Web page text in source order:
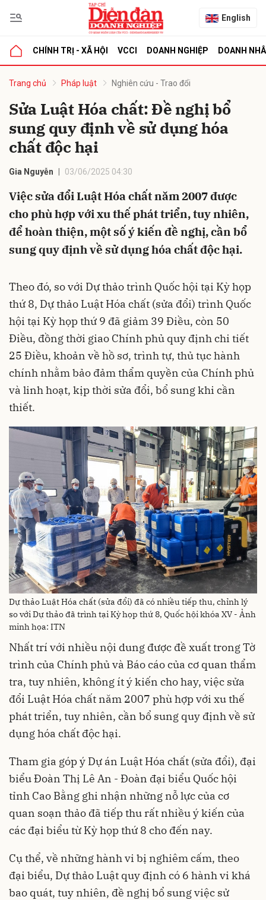
English
CHÍNH TRỊ - XÃ HỘI VCCI DOANH NGHIỆP DOANH
Trang chủ Pháp luật Nghiên cứu - Trao đổi
Sửa Luật Hóa chất: Đề nghị bổ
sung quy định về sử dụng hóa
chất độc hại
Gia Nguyễn 03/06/2025 04:30
Việc sửa đổi Luật Hóa chất năm 2007 được
cho phù hợp với xu thế phát triển, tuy nhiên,
để hoàn thiện, một số ý kiến đề nghị, cần bổ
sung quy định về sử dụng hóa chất độc hại.
Theo đó, so với Dự thảo trình Quốc hội tại Kỳ họp
thứ 8, Dự thảo Luật Hóa chất (sửa đổi) trình Quốc
hội tại Kỳ họp thứ 9 đã giảm 39 Điều, còn 50
Điều, đồng thời giao Chính phủ quy định chi tiết
25 Điều, khoản về hồ sơ, trình tự, thủ tục hành
chính nhằm bảo đảm thẩm quyền của Chính phủ
và linh hoạt, kịp thời sửa đổi, bổ sung khi cần
thiết.
Dự thảo Luật Hóa chất (sửa đổi) đã có nhiều tiếp thu, chỉnh lý
so với Dự thảo đã trình tại Kỳ họp thứ 8, Quốc hội khóa XV - Ảnh
minh họa: ITN
Nhất trí với nhiều nội dung được đề xuất trong Tờ
trình của Chính phủ và Báo cáo của cơ quan thẩm
tra, tuy nhiên, không ít ý kiến cho hay, việc sửa
đổi Luật Hóa chất năm 2007 phù hợp với xu thế
phát triển, tuy nhiên, cần bổ sung quy định về sử
dụng hóa chất độc hại.
Tham gia góp ý Dự án Luật Hóa chất (sửa đổi), đại
biểu Đoàn Thị Lê An - Đoàn đại biểu Quốc hội
tỉnh Cao Bằng ghi nhận những nỗ lực của cơ
quan soạn thảo đã tiếp thu rất nhiều ý kiến của
các đại biểu từ Kỳ họp thứ 8 cho đến nay.
Cụ thể, về những hành vi bị nghiêm cấm, theo
đại biểu, Dự thảo Luật quy định có 6 hành vi khá
bao quát, tuy nhiên, đề nghị bổ sung việc sử
luận
Hủy